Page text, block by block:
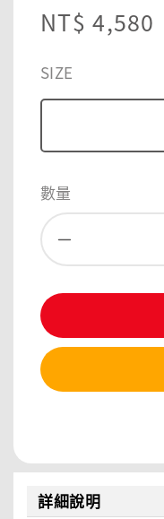
Regular
NT$ 4,580
SIZE
數量
詳細說明